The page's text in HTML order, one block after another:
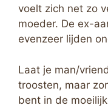
voelt zich net zo
moeder. De ex-
evenzeer lijden
Laat je man/
troosten, maar
bent in de